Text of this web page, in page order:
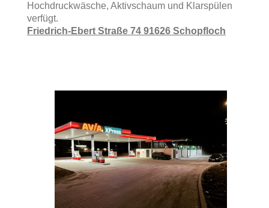
Hochdruckwäsche, Aktivschaum und Klarspülen
verfügt.
Friedrich-Ebert Straße 74 91626 Schopfloch